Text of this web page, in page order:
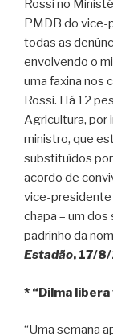
Rossi no
PMDB do vice-
todas as
envolvendo o
uma faxina nos
Rossi. Há 12
Agricultura, por
ministro, que
substituídos
acordo de
vice-presidente
chapa – um dos
padrinho da
Estadão, 17/
* “Dilma
“Uma semana